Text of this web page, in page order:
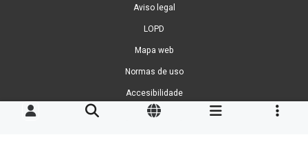
Aviso legal
LOPD
Mapa web
Normas de uso
Accesibilidade
Xestión de cookies